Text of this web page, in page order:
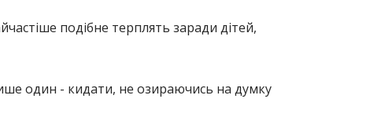
подібне терплять заради дітей,
один - кидати, не озираючись на думку